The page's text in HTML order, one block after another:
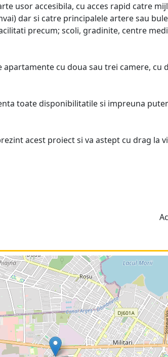
usor accesibila, cu acces rapid catre
dar si catre principalele artere sau
precum; scoli, gradinite, centre
cu doua sau trei camere, cu
toate disponibilitatile si impreuna
acest proiect si va astept cu drag la